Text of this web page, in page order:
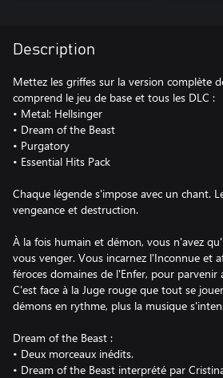
Description
Mettez les griffes sur la version complète
comprend le jeu de base et tous les DLC :
• Metal: Hellsinger
• Dream of the Beast
• Purgatory
• Essential Hits Pack
Chaque légende s'impose avec un chant.
vengeance et destruction.
À la fois humain et démon, vous n'avez
vous venger. Vous incarnez l'Inconnue et
féroces domaines de l'Enfer, pour
C'est face à la Juge rouge que tout se
démons en rythme, plus la musique
Dream of the Beast :
• Deux morceaux inédits.
• Dream of the Beast interprété par